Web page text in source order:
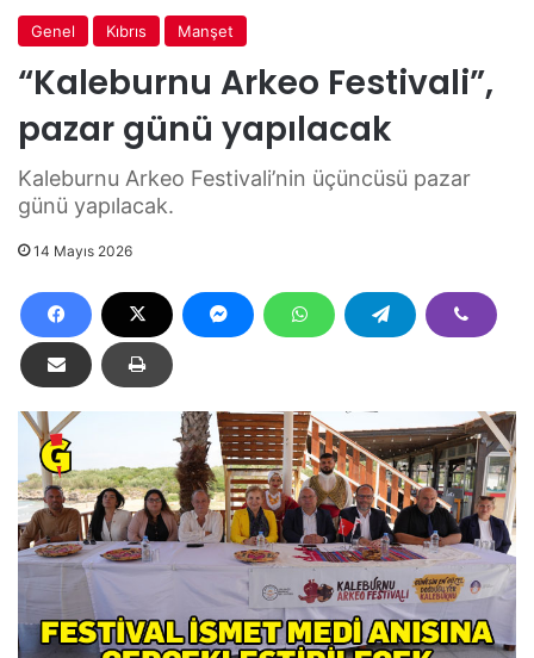
Genel Kıbrıs Manşet
“Kaleburnu Arkeo Festivali”,
pazar günü yapılacak
Kaleburnu Arkeo Festivali’nin üçüncüsü pazar
günü yapılacak.
14 Mayıs 2026